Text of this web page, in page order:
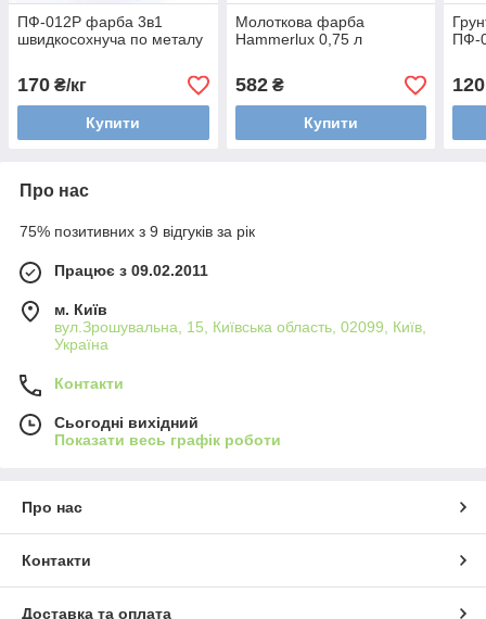
ПФ-012Р фарба 3в1
швидкосохнуча по металу
170 ₴/кг
Купити
Молоткова фарба
Hammerlux 0,75 л
582₴
Купити
ПФ-
120
Про нас
75% позитивних з 9 відгуків за рік
Працює з 09.02.2011
м. Київ
вул.Зрошувальна, 15, Київська область, 02099, Київ,
Україна
Контакти
Сьогодні вихідний
Показати весь графік роботи
Про нас
Контакти
Доставка та оплата